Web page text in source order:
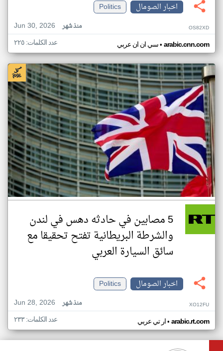
اخبار الصومال
Politics
Jun 30, 2026
منذ شهر OS82XD
سي ان ان عربي• arabic.cnn.com عدد الكلمات: ٢٢٥
5 مصابين في حادثه دهس في لندن
والشرطة البريطانية تفتح تحقيقا مع
سائق السيارة العربي
اخبار الصومال
Politics
Jun 28, 2026
منذ شهر XO12FU
ار تي عربي• arabic.rt.com عدد الكلمات: ٢٣٣